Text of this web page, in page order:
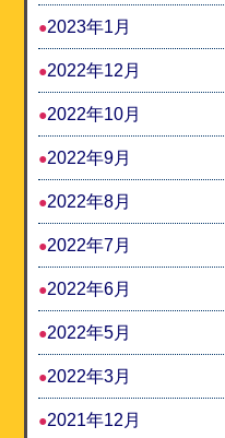
2023年1月
2022年12月
2022年10月
2022年9月
2022年8月
2022年7月
2022年6月
2022年5月
2022年3月
2021年12月